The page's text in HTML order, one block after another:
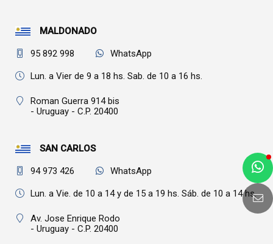
MALDONADO
95 892 998 WhatsApp
Lun. a Vier de 9 a 18 hs. Sab. de 10 a 16 hs.
Roman Guerra 914 bis
- Uruguay - C.P. 20400
SAN CARLOS
94 973 426 WhatsApp
Lun. a Vie. de 10 a 14 y de 15 a 19 hs. Sáb. de 10 a 14 hs.
Av. Jose Enrique Rodo
- Uruguay - C.P. 20400